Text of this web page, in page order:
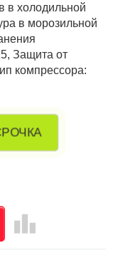
в холодильной
в морозильной
Защита от
компрессора:
leaderboard